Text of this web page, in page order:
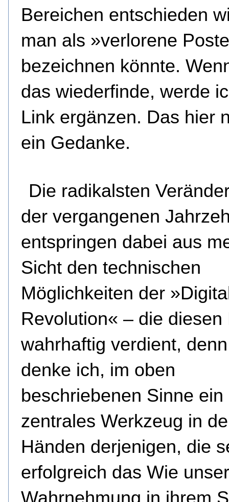
Bereichen entschieden
man als »verlorene
bezeichnen könnte.
das wiederfinde, werde
Link ergänzen. Das hier
ein Gedanke.
Die radikalsten
der vergangenen
entspringen dabei aus
Sicht den technischen
Möglichkeiten der
Revolution« – die diesen
wahrhaftig verdient,
denke ich, im oben
beschriebenen Sinne ein
zentrales Werkzeug in
Händen derjenigen, die
erfolgreich das Wie
Wahrnehmung in ihrem